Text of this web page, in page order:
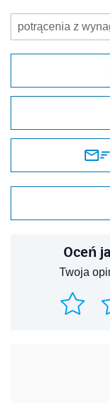
potrącenia z
Oceń
Twoja